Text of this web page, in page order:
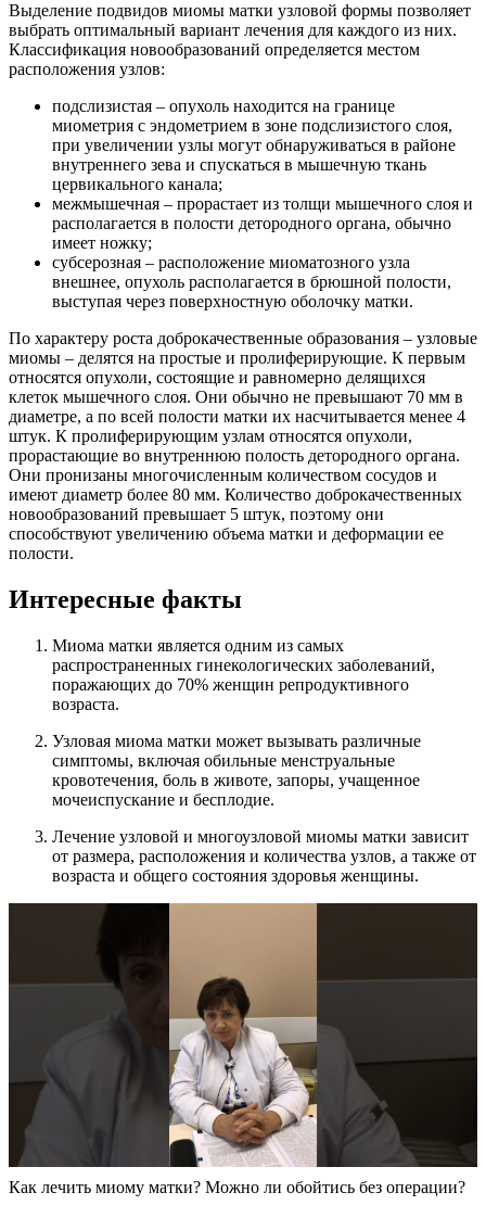
Выделение подвидов миомы матки узловой формы позволяет
выбрать оптимальный вариант лечения для каждого из них.
Классификация новообразований определяется местом
расположения узлов:
подслизистая – опухоль находится на границе
миометрия с эндометрием в зоне подслизистого слоя,
при увеличении узлы могут обнаруживаться в районе
внутреннего зева и спускаться в мышечную ткань
цервикального канала;
межмышечная – прорастает из толщи мышечного слоя и
располагается в полости детородного органа, обычно
имеет ножку;
субсерозная – расположение миоматозного узла
внешнее, опухоль располагается в брюшной полости,
выступая через поверхностную оболочку матки.
По характеру роста доброкачественные образования – узловые
миомы – делятся на простые и пролиферирующие. К первым
относятся опухоли, состоящие и равномерно делящихся
клеток мышечного слоя. Они обычно не превышают 70 мм в
диаметре, а по всей полости матки их насчитывается менее 4
штук. К пролиферирующим узлам относятся опухоли,
прорастающие во внутреннюю полость детородного органа.
Они пронизаны многочисленным количеством сосудов и
имеют диаметр более 80 мм. Количество доброкачественных
новообразований превышает 5 штук, поэтому они
способствуют увеличению объема матки и деформации ее
полости.
Интересные факты
Миома матки является одним из самых
распространенных гинекологических заболеваний,
поражающих до 70% женщин репродуктивного
возраста.
Узловая миома матки может вызывать различные
симптомы, включая обильные менструальные
кровотечения, боль в животе, запоры, учащенное
мочеиспускание и бесплодие.
Лечение узловой и многоузловой миомы матки зависит
от размера, расположения и количества узлов, а также от
возраста и общего состояния здоровья женщины.
Как лечить миому матки? Можно ли обойтись без операции?